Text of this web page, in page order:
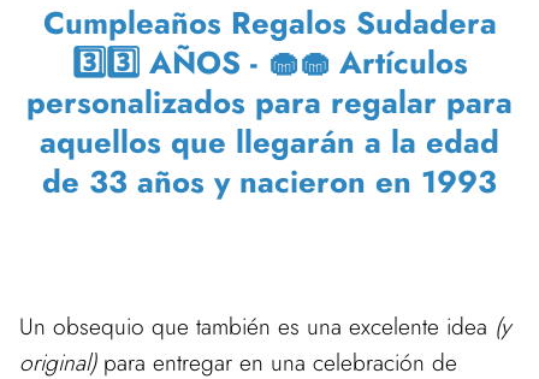
Cumpleaños Regalos Sudadera
3️⃣3️⃣ AÑOS - 🧁🧁 Artículos
personalizados para regalar para
aquellos que llegarán a la edad
de 33 años y nacieron en 1993
Un obsequio que también es una excelente idea (y
original)para entregar en una celebración de